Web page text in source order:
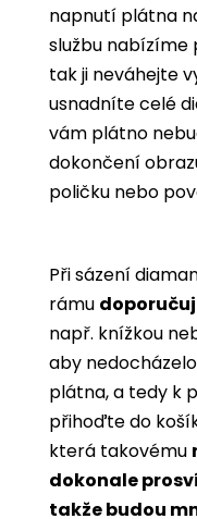
napnutí plátna
službu nabízíme
tak ji neváhejte
usnadníte celé
vám plátno
dokončení
poličku nebo
Při sázení
rámu
např. knížkou
aby
plátna, a tedy k
přihoďte do
která takovému
dokonale
takže budou